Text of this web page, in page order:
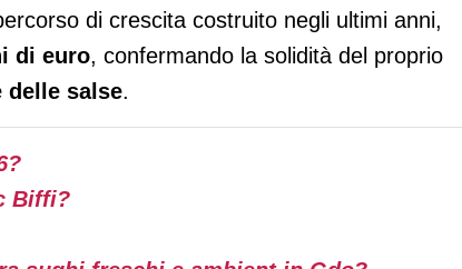
di crescita costruito negli ultimi anni,
di euro, confermando la solidità del proprio
delle salse.
Biffi?